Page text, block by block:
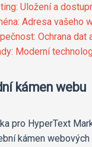
Uložení a
Adresa vašeho
Ochrana dat
Moderní
kámen webu
pro HyperText
kámen webových